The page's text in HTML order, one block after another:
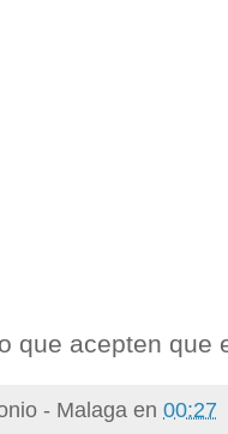
que acepten que
- Malaga en 00:27